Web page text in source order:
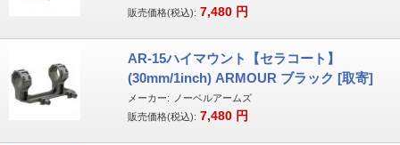
販売価格(税込): 7,480 円
AR-15ハイマウント【セラコート】
(30mm/1inch) ARMOUR ブラック [取寄]
メーカー:
ノーベルアームズ
販売価格(税込): 7,480 円